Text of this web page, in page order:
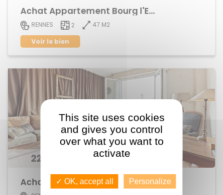
Achat Appartement Bourg l'Evêque,centre ville
RENNES 2
47 M2
Voir le bien
226 495 €
Achat Appartement Saint-Helier
This site uses cookies
and gives you control
over what you want to
activate
✓ OK, accept all Personalize